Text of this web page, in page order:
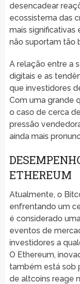
desencadear
ecossistema das
mais significativas
não suportam tão
A relação entre a
digitais e as
que investidores
Com uma grande
o caso de cerca
pressão
ainda mais
ETHEREUM
Atualmente, o
enfrentando um
é considerado
eventos de
investidores a
O Ethereum,
também está sob
de altcoins reage